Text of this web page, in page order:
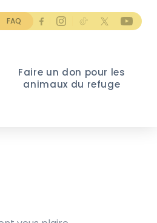
FAQ
Faire un don pour les
animaux du refuge